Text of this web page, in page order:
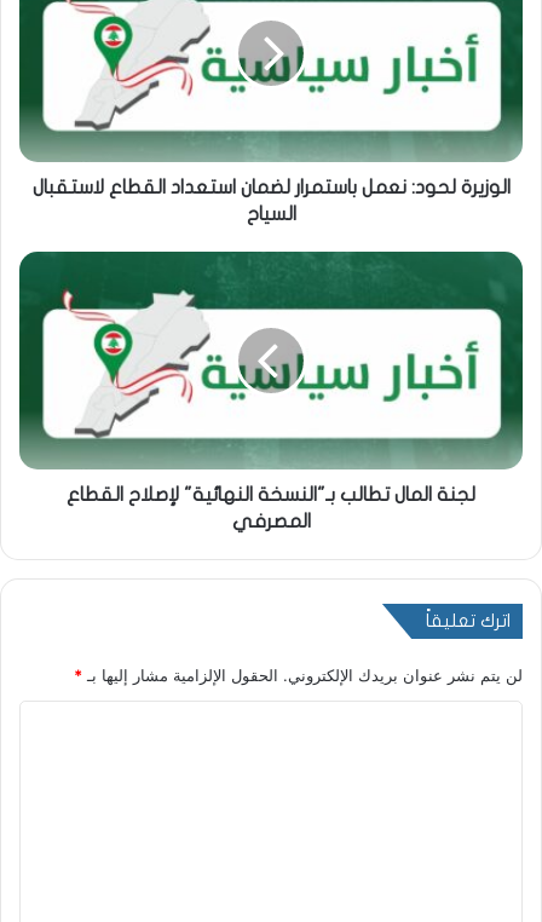
الوزيرة لحود: نعمل باستمرار لضمان استعداد القطاع لاستقبال
السياح
لجنة المال تطالب بـ"النسخة النهائية" لإصلاح القطاع
المصرفي
اترك تعليقاً
لن يتم نشر عنوان بريدك الإلكتروني. الحقول الإلزامية مشار إليها بـ *